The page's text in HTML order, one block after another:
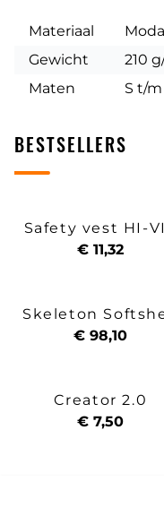
Materiaal
Gewicht
210
Maten
S t/
BESTSELLERS
Safety vest HI-
€ 11,32
Skeleton
€ 98,10
Creator 2.0
€ 7,50